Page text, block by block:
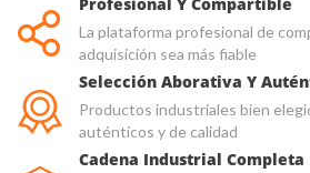
La plataforma profesional de
adquisición sea más fiable
Selección Aborativa Y
Productos industriales bien
auténticos y de calidad
Cadena Industrial Completa